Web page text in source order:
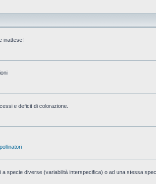
inattese!
e deficit di colorazione.
a specie diverse (variabilità interspecifica) o ad una stessa